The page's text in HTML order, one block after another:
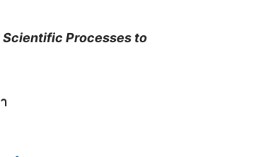
Processes to